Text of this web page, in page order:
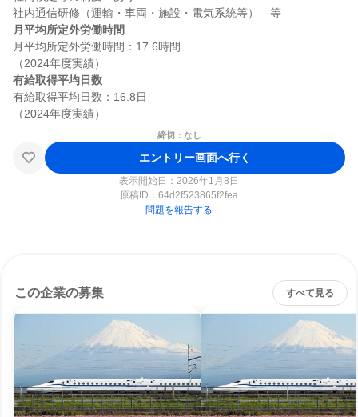
月平均所定外労働時間
月平均所定外労働時間：17.6時間
有給取得平均日数
有給取得平均日数：16.8日
締切：なし
エントリー画面へ行く
表示開始日：2026年1月8日
原稿ID： 64d2f523865f2fea
問題を報告する
この企業の募集 すべて見る